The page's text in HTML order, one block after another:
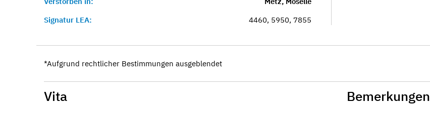
Signatur LEA:
4460, 5950, 7855
*Aufgrund rechtlicher Bestimmungen ausgeblendet
Vita Bemerkungen